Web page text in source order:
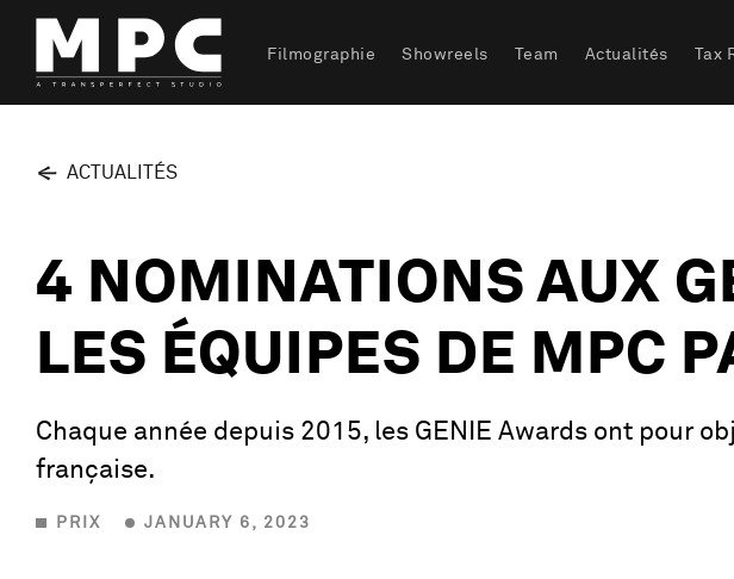
Filmographie Showreels Team Actualités Tax
ACTUALITÉS
4 NOMINATIONS AUX
LES ÉQUIPES DE MPC
Chaque année depuis 2015, les GENIE Awards ont pour
française.
PRIX JANUARY 6, 2023